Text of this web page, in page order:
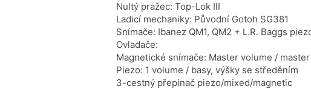
Nultý pražec: Top-Lok III
Ladicí mechaniky: Původní Gotoh SG381
Snímače: Ibanez QM1, QM2 + L.R. Baggs
Ovladače:
Magnetické snímače: Master volume /
Piezo: 1 volume / basy, výšky se středěním
3-cestný přepínač piezo/mixed/magnetic